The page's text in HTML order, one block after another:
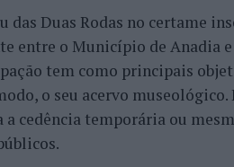
das Duas Rodas no certame
entre o Município de Anadia
tem como principais
o seu acervo
a cedência temporária ou